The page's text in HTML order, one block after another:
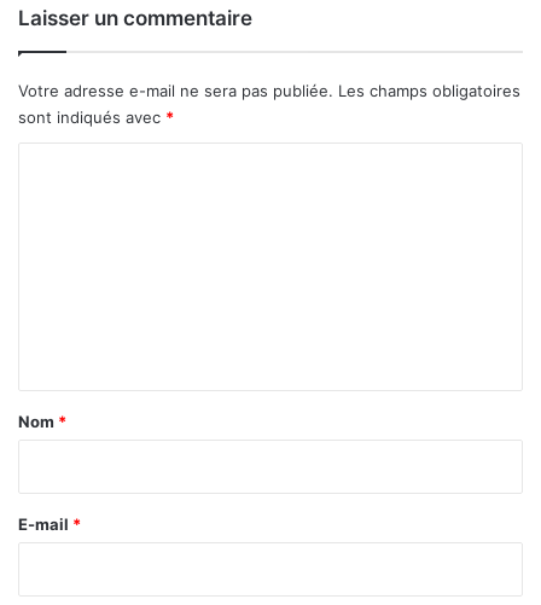
d
o
n
d
a
r
s
e
r
i
s
r
i
q
e
d
u
u
Laisser un commentaire
Votre adresse e-mail ne sera pas publiée. Les champs obligatoires
sont indiqués avec *
a
e
Nom *
E-mail *